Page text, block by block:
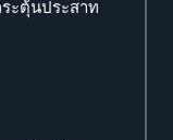
ะตุ้นประสาท